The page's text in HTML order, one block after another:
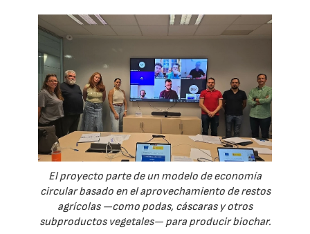
El proyecto parte de un modelo de economía
circular basado en el aprovechamiento de restos
agrícolas —como podas, cáscaras y otros
subproductos vegetales— para producir biochar.